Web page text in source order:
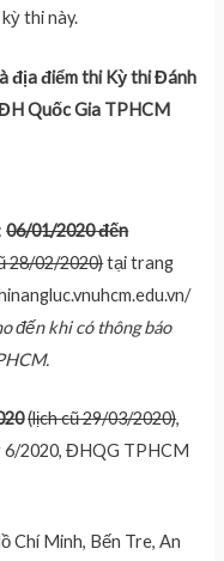
thi này.
địa điểm thi Kỳ thi Đánh
Quốc Gia TPHCM
06/01/2020 đến
28/02/2020)tại trang
đến khi có thông báo
(lịch cũ 29/03/2020),
6/2020, ĐHQG TPHCM
Chí Minh, Bến Tre, An